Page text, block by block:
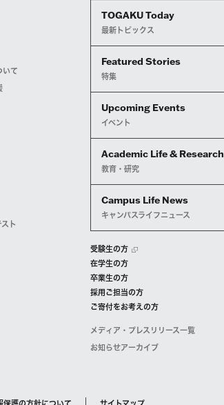
いて
ト
TOGAKU Today
最新トピックス
Featured Stories
特集
Upcoming Events
イベント
Academic Life & Research
教育・研究
Campus Life News
キャンパスライフニュース
受験生の方
在学生の方
卒業生の方
採用ご担当の方
ご寄付をお考えの方
メディア・プレスリリース一覧
お知らせアーカイブ